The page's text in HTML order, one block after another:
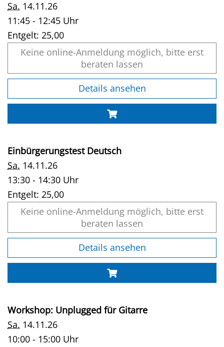
Sa. 14.11.26
11:45 - 12:45 Uhr
Entgelt: 25,00
Keine online-Anmeldung möglich, bitte erst
beraten lassen
Details ansehen
Einbürgerungstest Deutsch
Sa. 14.11.26
13:30 - 14:30 Uhr
Entgelt: 25,00
Keine online-Anmeldung möglich, bitte erst
beraten lassen
Details ansehen
Workshop: Unplugged für Gitarre
Sa. 14.11.26
10:00 - 15:00 Uhr